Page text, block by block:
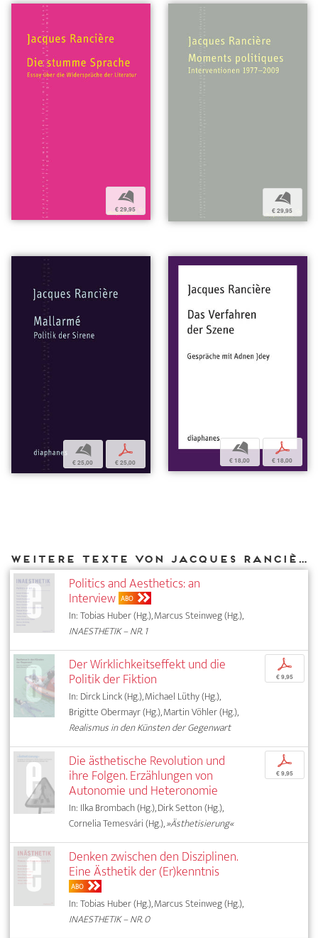
b
€ 29,95
b
€ 29,95
b
€ 25,00
p
€ 25,00
b
€ 18,00
p
€ 18,00
Weitere Texte von Jacques Rancière bei DIAPHANES
Politics and Aesthetics: an
Interview ABO
In: Tobias Huber (Hg.), Marcus Steinweg (Hg.),
INAESTHETIK – NR. 1
Der Wirklichkeitseffekt und die
Politik der Fiktion
In: Dirck Linck (Hg.), Michael Lüthy (Hg.),
Brigitte Obermayr (Hg.), Martin Vöhler (Hg.),
Realismus in den Künsten der Gegenwart
p
€ 9,95
Die ästhetische Revolution und
ihre Folgen. Erzählungen von
Autonomie und Heteronomie
In: Ilka Brombach (Hg.), Dirk Setton (Hg.),
Cornelia Temesvári (Hg.),»Ästhetisierung«
p
€ 9,95
Denken zwischen den Disziplinen.
Eine Ästhetik der (Er)kenntnis
ABO
In: Tobias Huber (Hg.), Marcus Steinweg (Hg.),
INAESTHETIK – NR. 0